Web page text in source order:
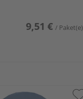
9,51 € / Paket(e)